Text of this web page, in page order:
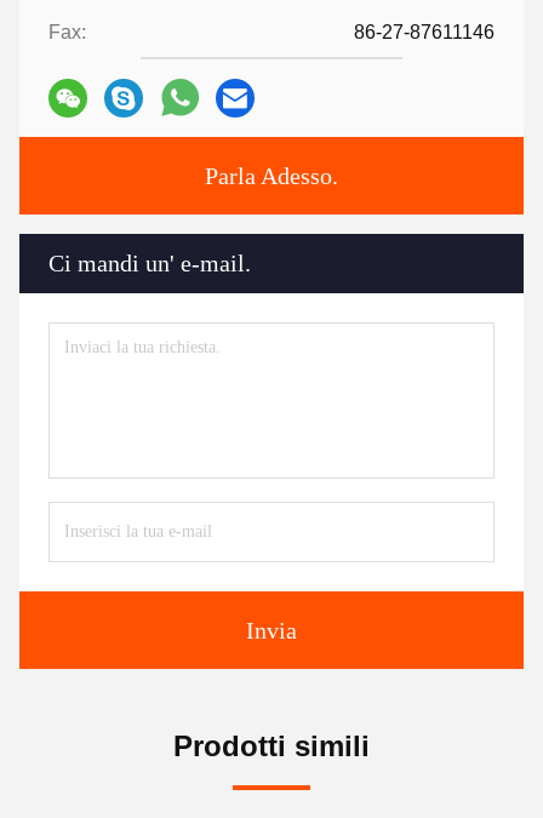
Fax: 86-27-87611146
Parla Adesso.
Ci mandi un' e-mail.
Invia
Prodotti simili